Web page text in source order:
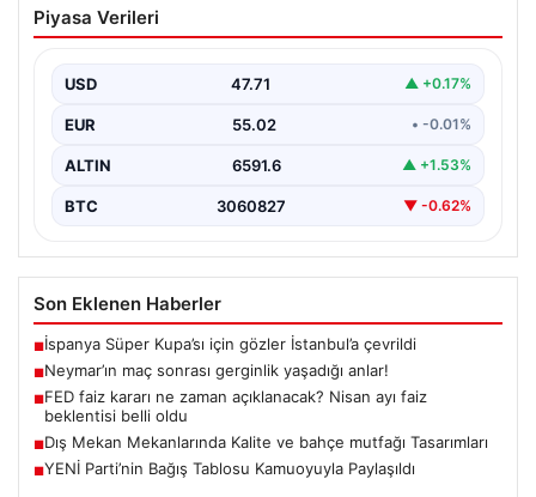
yaşadığı anlar!
Piyasa Verileri
USD 47.71 ▲ +0.17%
EUR 55.02 • -0.01%
ALTIN 6591.6 ▲ +1.53%
BTC 3060827 ▼ -0.62%
Son Eklenen Haberler
■İspanya Süper Kupa’sı için gözler İstanbul’a çevrildi
■Neymar’ın maç sonrası gerginlik yaşadığı anlar!
■FED faiz kararı ne zaman açıklanacak? Nisan ayı faiz
beklentisi belli oldu
■Dış Mekan Mekanlarında Kalite ve bahçe mutfağı Tasarımları
■YENİ Parti’nin Bağış Tablosu Kamuoyuyla Paylaşıldı